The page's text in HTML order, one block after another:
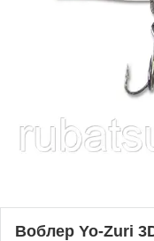
Воблер Yo-Zuri